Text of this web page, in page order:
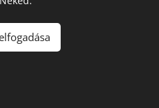
jog fenntartva